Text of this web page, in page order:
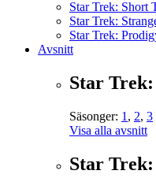
Star Trek: Short
Star Trek:
Star Trek:
Avsnitt
Star
Säsonger: 1 , 2, 3
Visa alla avsnitt
Star Trek: